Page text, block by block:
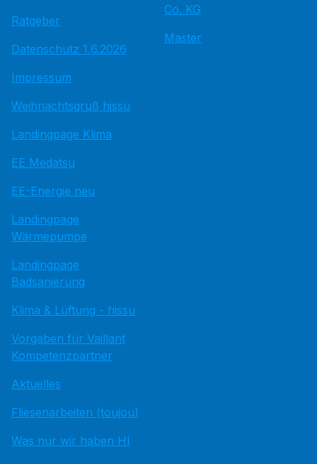
Ratgeber
Datenschutz 1.6.2026
Impressum
Weihnachtsgruß hissu
Landingpage Klima
EE Medatsu
EE-Energie neu
Landingpage
Wärmepumpe
Landingpage
Badsanierung
Klima & Lüftung - hissu
Vorgaben für Vaillant
Kompetenzpartner
Aktuelles
Fliesenarbeiten (toujou)
Was nur wir haben HI
Co. KG
Master